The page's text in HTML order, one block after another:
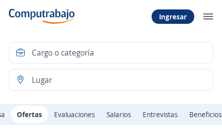
Ingresar
Ofertas Evaluaciones Salarios Entrevistas Beneficios